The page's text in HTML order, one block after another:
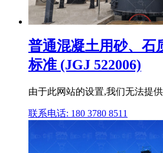
普通混凝土用砂、石
标准 (JGJ 522006)
由于此网站的设置,我们无法提
联系电话: 180 3780 8511